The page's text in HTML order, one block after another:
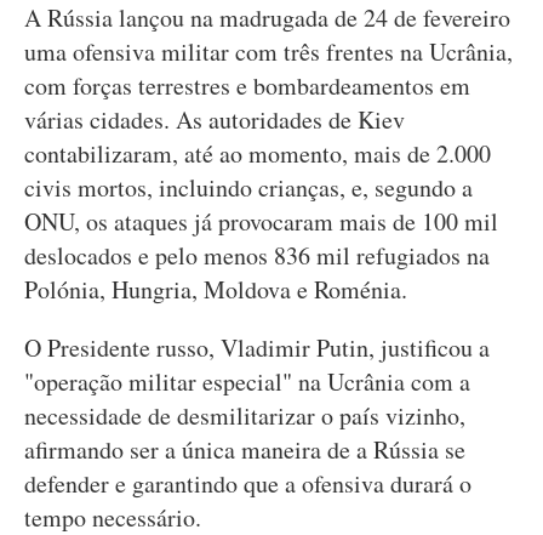
A Rússia lançou na madrugada de 24 de fevereiro
uma ofensiva militar com três frentes na Ucrânia,
com forças terrestres e bombardeamentos em
várias cidades. As autoridades de Kiev
contabilizaram, até ao momento, mais de 2.000
civis mortos, incluindo crianças, e, segundo a
ONU, os ataques já provocaram mais de 100 mil
deslocados e pelo menos 836 mil refugiados na
Polónia, Hungria, Moldova e Roménia.
O Presidente russo, Vladimir Putin, justificou a
"operação militar especial" na Ucrânia com a
necessidade de desmilitarizar o país vizinho,
afirmando ser a única maneira de a Rússia se
defender e garantindo que a ofensiva durará o
tempo necessário.